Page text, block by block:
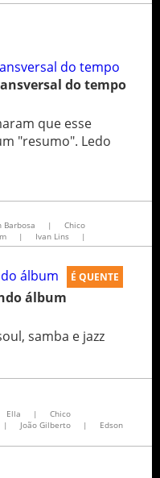
do tempo
que esse
"resumo". Ledo
Barbosa |
Chico
| Ivan Lins |
É QUENTE
álbum
samba e jazz
Ella |
Chico
| João Gilberto |
Edson